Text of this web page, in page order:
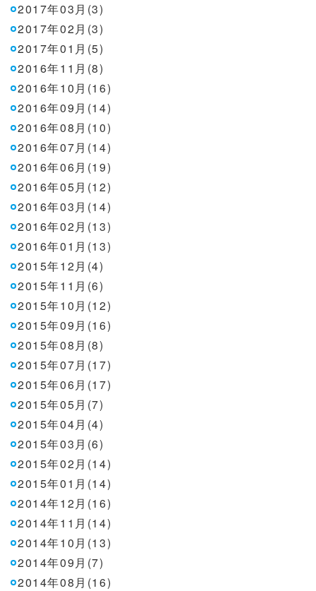
2017年03月(3)
2017年02月(3)
2017年01月(5)
2016年11月(8)
2016年10月(16)
2016年09月(14)
2016年08月(10)
2016年07月(14)
2016年06月(19)
2016年05月(12)
2016年03月(14)
2016年02月(13)
2016年01月(13)
2015年12月(4)
2015年11月(6)
2015年10月(12)
2015年09月(16)
2015年08月(8)
2015年07月(17)
2015年06月(17)
2015年05月(7)
2015年04月(4)
2015年03月(6)
2015年02月(14)
2015年01月(14)
2014年12月(16)
2014年11月(14)
2014年10月(13)
2014年09月(7)
2014年08月(16)